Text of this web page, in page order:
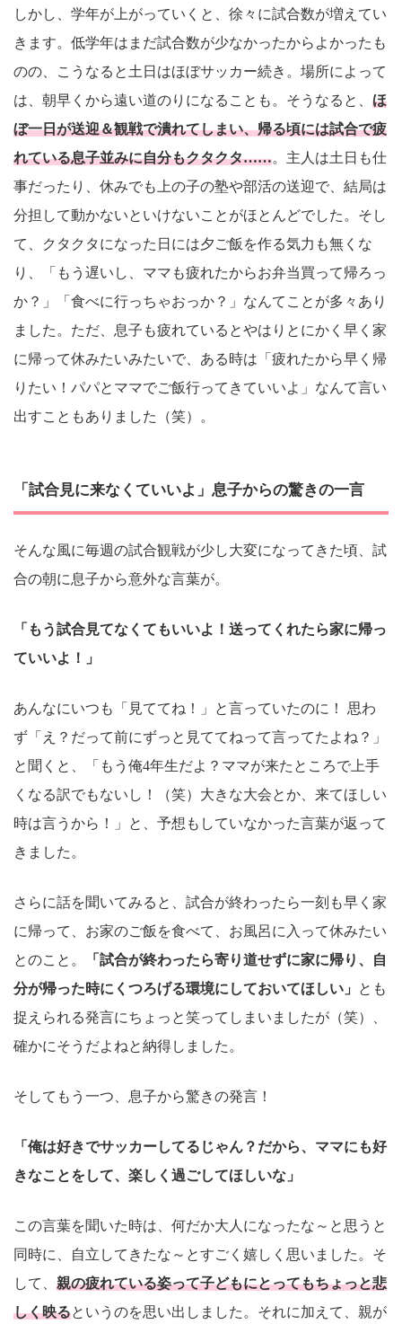
しかし、学年が上がっていくと、徐々に試合数が増えてい
きます。低学年はまだ試合数が少なかったからよかったも
のの、こうなると土日はほぼサッカー続き。場所によって
は、朝早くから遠い道のりになることも。そうなると、 ほ
ぼ一日が送迎＆観戦で潰れてしまい、帰る頃には試合で疲
れている息子並みに自分もクタクタ……。主人は土日も仕
事だったり、休みでも上の子の塾や部活の送迎で、結局は
分担して動かないといけないことがほとんどでした。そし
て、クタクタになった日には夕ご飯を作る気力も無くな
り、「もう遅いし、ママも疲れたからお弁当買って帰ろっ
か？」「食べに行っちゃおっか？」なんてことが多々あり
ました。ただ、息子も疲れているとやはりとにかく早く家
に帰って休みたいみたいで、ある時は「疲れたから早く帰
りたい！パパとママでご飯行ってきていいよ」なんて言い
出すこともありました（笑）。
「試合見に来なくていいよ」息子からの驚きの一言
そんな風に毎週の試合観戦が少し大変になってきた頃、試
合の朝に息子から意外な言葉が。
「もう試合見てなくてもいいよ！送ってくれたら家に帰っ
ていいよ！」
あんなにいつも「見ててね！」と言っていたのに！ 思わ
ず「え？だって前にずっと見ててねって言ってたよね？」
と聞くと、「もう俺4年生だよ？ママが来たところで上手
くなる訳でもないし！（笑）大きな大会とか、来てほしい
時は言うから！」と、予想もしていなかった言葉が返って
きました。
さらに話を聞いてみると、試合が終わったら一刻も早く家
に帰って、お家のご飯を食べて、お風呂に入って休みたい
とのこと。
「試合が終わったら寄り道せずに家に帰り、自
分が帰った時にくつろげる環境にしておいてほしい」
とも
捉えられる発言にちょっと笑ってしまいましたが（笑）、
確かにそうだよねと納得しました。
そしてもう一つ、息子から驚きの発言！
「俺は好きでサッカーしてるじゃん？だから、ママにも好
きなことをして、楽しく過ごしてほしいな」
この言葉を聞いた時は、何だか大人になったな～と思うと
同時に、自立してきたな～とすごく嬉しく思いました。そ
して、 親の疲れている姿って子どもにとってもちょっと悲
しく映るというのを思い出しました。それに加えて、親が